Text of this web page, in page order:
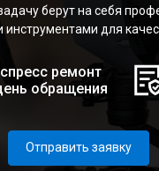
берут на себя
для
ремонт
обращения
Отправить заявку